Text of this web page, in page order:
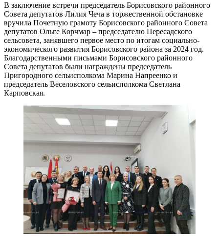
В заключение встречи председатель Борисовского районного
Совета депутатов Лилия Чеча в торжественной обстановке
вручила Почетную грамоту Борисовского районного Совета
депутатов Ольге Корчмар – председателю Пересадского
сельсовета, занявшего первое место по итогам социально-
экономического развития Борисовского района за 2024 год.
Благодарственными письмами Борисовского районного
Совета депутатов были награждены председатель
Пригородного сельисполкома Марина Напреенко и
председатель Веселовского сельисполкома Светлана
Карповская.